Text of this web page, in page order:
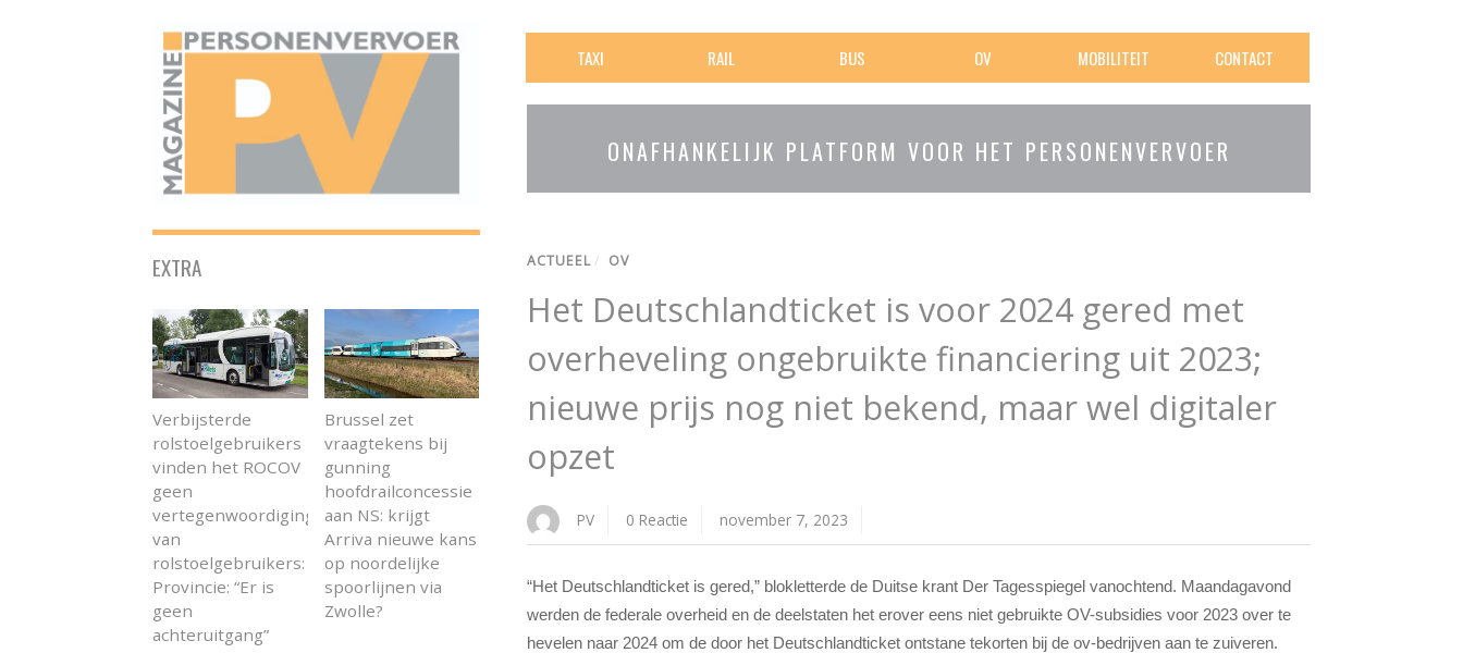
TAXI RAIL BUS OV MOBILITEIT CONTACT
ONAFHANKELIJK PLATFORM VOOR HET PERSONENVERVOER
ACTUEEL/ OV
Het Deutschlandticket is voor 2024 gered met
overheveling ongebruikte financiering uit 2023;
nieuwe prijs nog niet bekend, maar wel digitaler
opzet
PV 0 Reactie november 7, 2023
“Het Deutschlandticket is gered,” blokletterde de Duitse krant Der Tagesspiegel vanochtend. Maandagavond
werden de federale overheid en de deelstaten het erover eens niet gebruikte OV-subsidies voor 2023 over te
hevelen naar 2024 om de door het Deutschlandticket ontstane tekorten bij de ov-bedrijven aan te zuiveren.
EXTRA
Verbijsterde
rolstoelgebruikers
vinden het ROCOV
geen
vertegenwoordiging
van
rolstoelgebruikers:
Provincie: “Er is
geen
achteruitgang”
Brussel zet
vraagtekens bij
gunning
hoofdrailconcessie
aan NS: krijgt
Arriva nieuwe kans
op noordelijke
spoorlijnen via
Zwolle?